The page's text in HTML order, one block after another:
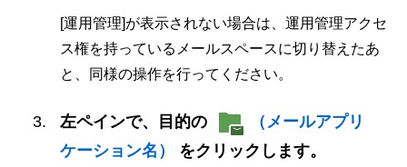
[運用管理]が表示されない場合は、運用管理アクセ
ス権を持っているメールスペースに切り替えたあ
と、同様の操作を行ってください。
左ペインで、目的の
（メールアプリ
ケーション名）
をクリックします。